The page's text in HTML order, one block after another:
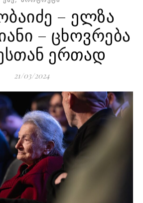
– ელზა
– ცხოვრება
ერთად
21/03/2024